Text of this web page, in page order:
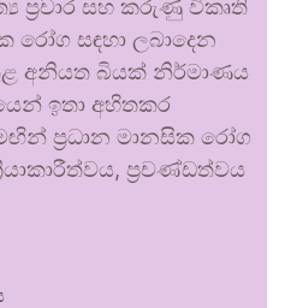
ප්‍රචාර සහ කරුණු විකෘති
සඳහා ලබාදෙන
අනියත බියක් නිර්මාණය
ඉතා අහිතකර
ප්‍රධාන මානසික රෝග
ප්‍රචණ්ඩත්වය